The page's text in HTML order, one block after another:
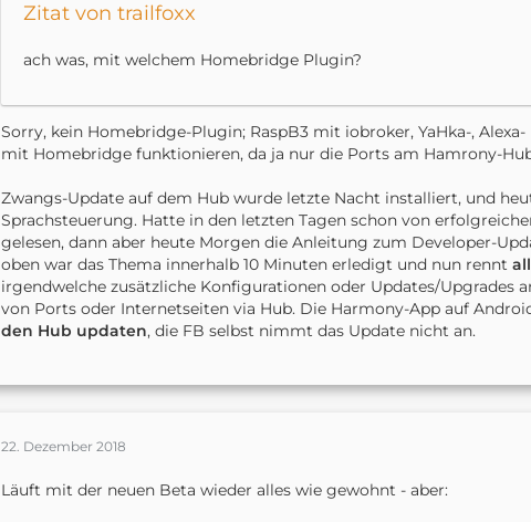
Zitat von trailfoxx
ach was, mit welchem Homebridge Plugin?
Sorry, kein Homebridge-Plugin; RaspB3 mit iobroker, YaHka-,
mit Homebridge funktionieren, da ja nur die Ports am Hamrony-
Zwangs-Update auf dem Hub wurde letzte Nacht installiert, und
Sprachsteuerung. Hatte in den letzten Tagen schon von
gelesen, dann aber heute Morgen die Anleitung zum Developer-
oben war das Thema innerhalb 10 Minuten erledigt und nun rennt
irgendwelche zusätzliche Konfigurationen oder Updates/Upgrades
von Ports oder Internetseiten via Hub. Die Harmony-App auf
den Hub updaten, die FB selbst nimmt das Update nicht an.
22. Dezember 2018
Läuft mit der neuen Beta wieder alles wie gewohnt - aber: